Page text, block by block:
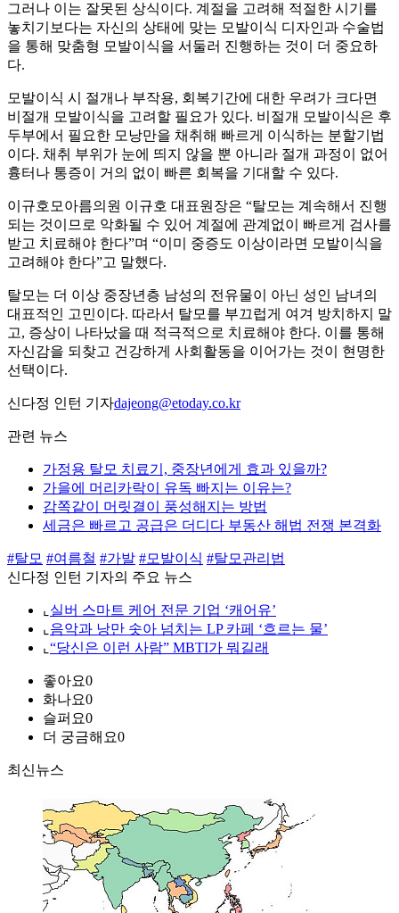
그러나 이는 잘못된 상식이다. 계절을 고려해 적절한 시기를
놓치기보다는 자신의 상태에 맞는 모발이식 디자인과 수술법
을 통해 맞춤형 모발이식을 서둘러 진행하는 것이 더 중요하
다.
모발이식 시 절개나 부작용, 회복기간에 대한 우려가 크다면
비절개 모발이식을 고려할 필요가 있다. 비절개 모발이식은 후
두부에서 필요한 모낭만을 채취해 빠르게 이식하는 분할기법
이다. 채취 부위가 눈에 띄지 않을 뿐 아니라 절개 과정이 없어
흉터나 통증이 거의 없이 빠른 회복을 기대할 수 있다.
이규호모아름의원 이규호 대표원장은 “탈모는 계속해서 진행
되는 것이므로 악화될 수 있어 계절에 관계없이 빠르게 검사를
받고 치료해야 한다”며 “이미 중증도 이상이라면 모발이식을
고려해야 한다”고 말했다.
탈모는 더 이상 중장년층 남성의 전유물이 아닌 성인 남녀의
대표적인 고민이다. 따라서 탈모를 부끄럽게 여겨 방치하지 말
고, 증상이 나타났을 때 적극적으로 치료해야 한다. 이를 통해
자신감을 되찾고 건강하게 사회활동을 이어가는 것이 현명한
선택이다.
신다정 인턴 기자dajeong@etoday.co.kr
관련 뉴스
가정용 탈모 치료기, 중장년에게 효과 있을까?
가을에 머리카락이 유독 빠지는 이유는?
감쪽같이 머릿결이 풍성해지는 방법
세금은 빠르고 공급은 더디다 부동산 해법 전쟁 본격화
#탈모 #여름철 #가발 #모발이식 #탈모관리법
신다정 인턴 기자의 주요 뉴스
⌞ 실버 스마트 케어 전문 기업 ‘캐어유’
⌞ 음악과 낭만 솟아 넘치는 LP 카페 ‘흐르는 물’
⌞ “당신은 이런 사람” MBTI가 뭐길래
좋아요0
화나요0
슬퍼요0
더 궁금해요0
최신뉴스